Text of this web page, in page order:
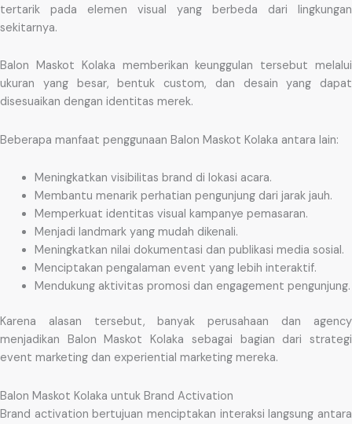
tertarik pada elemen visual yang berbeda dari lingkungan
sekitarnya.
Balon Maskot Kolaka memberikan keunggulan tersebut melalui
ukuran yang besar, bentuk custom, dan desain yang dapat
disesuaikan dengan identitas merek.
Beberapa manfaat penggunaan Balon Maskot Kolaka antara lain:
Meningkatkan visibilitas brand di lokasi acara.
Membantu menarik perhatian pengunjung dari jarak jauh.
Memperkuat identitas visual kampanye pemasaran.
Menjadi landmark yang mudah dikenali.
Meningkatkan nilai dokumentasi dan publikasi media sosial.
Menciptakan pengalaman event yang lebih interaktif.
Mendukung aktivitas promosi dan engagement pengunjung.
Karena alasan tersebut, banyak perusahaan dan agency
menjadikan Balon Maskot Kolaka sebagai bagian dari strategi
event marketing dan experiential marketing mereka.
Balon Maskot Kolaka untuk Brand Activation
Brand activation bertujuan menciptakan interaksi langsung antara